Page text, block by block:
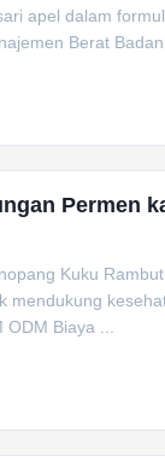
apel dalam
Berat Badan
Permen
Kuku
Biaya ...